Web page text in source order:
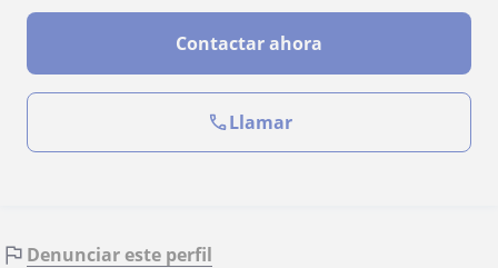
Contactar ahora
Llamar
Denunciar este perfil